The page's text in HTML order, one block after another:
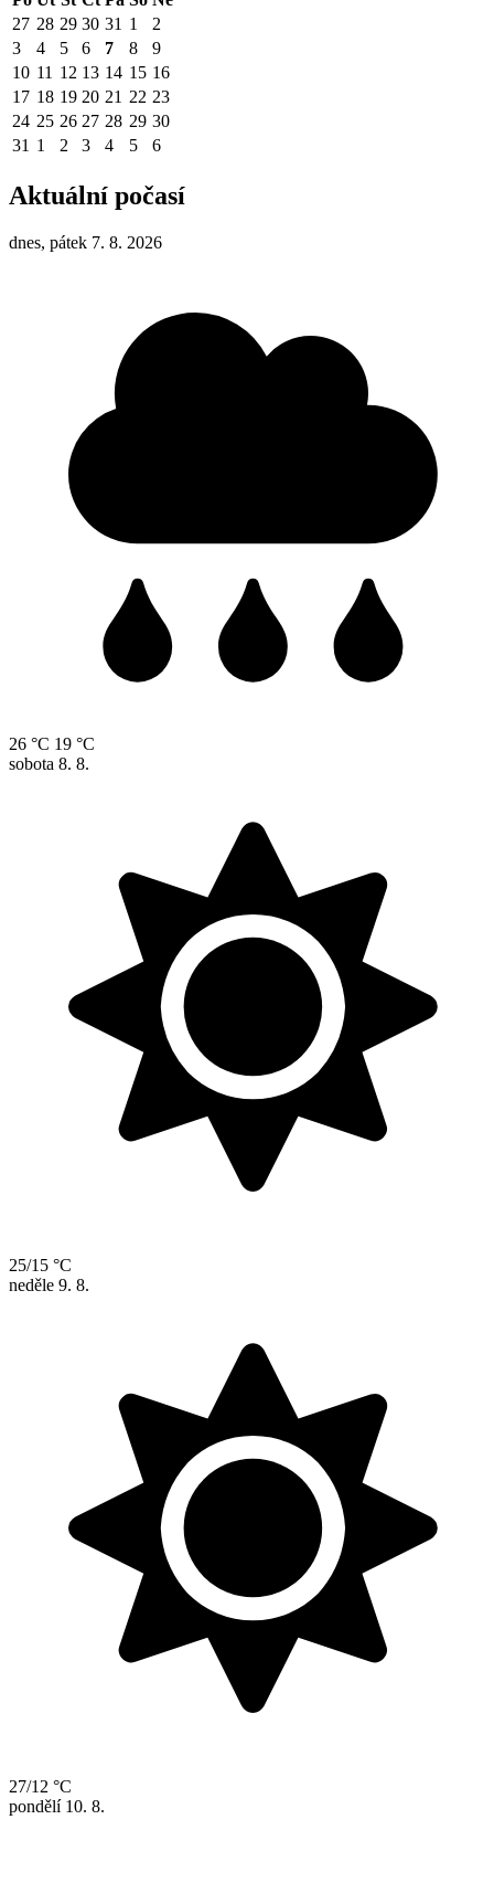
27 28 29 30 31 1
2
3
4 5 6 7 8
9
10 11 12 13 14 15 16
17 18 19 20 21 22 23
24 25 26 27 28 29 30
31 1 2 3 4 5 6
Aktuální počasí
dnes, pátek 7. 8. 2026
26 °C 19 °C
sobota 8. 8.
25/15 °C
neděle 9. 8.
27/12 °C
pondělí 10. 8.